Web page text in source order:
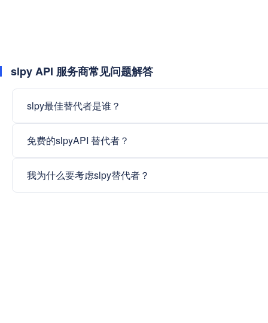
slpy API 服务商常见问题解答
slpy最佳替代者是谁？
免费的slpyAPI 替代者？
我为什么要考虑slpy替代者？